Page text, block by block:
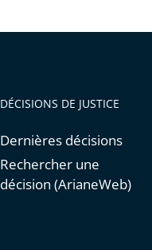
du...
pour
le
DÉCISIONS DE JUSTICE
Dernières décisions
Rechercher une
décision (ArianeWeb)